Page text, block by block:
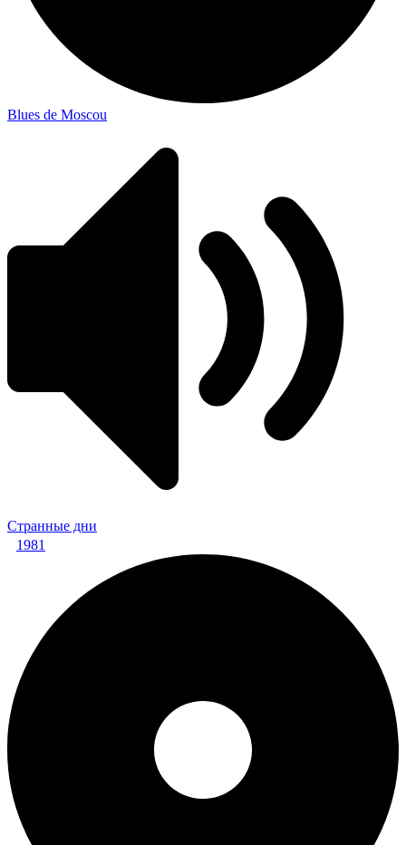
Blues de Moscou
Странные дни
1981